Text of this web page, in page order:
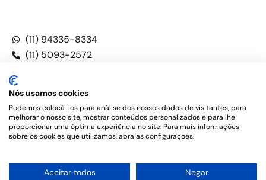
(11) 94335-8334
(11) 5093-2572
Este site não é um produto Meta Platforms, Inc., Google LLC,
tampouco oferece serviços públicos oficiais. Somos um
o Código de Ética e Disciplina da OAB do Brasil – Alexandre
Nós usamos cookies
Podemos colocá-los para análise dos nossos dados de visitantes, para
melhorar o nosso site, mostrar conteúdos personalizados e para lhe
proporcionar uma óptima experiência no site. Para mais informações
sobre os cookies que utilizamos, abra as configurações.
Aceitar todos Negar